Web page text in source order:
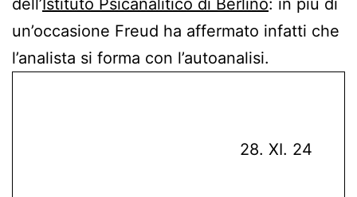
un’occasione Freud ha affermato infatti che
l’analista si forma con l’autoanalisi.
28. XI. 24